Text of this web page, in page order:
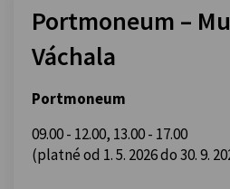
Portmoneum –
Váchala
Portmoneum
09.00 - 12.00, 13.00 - 17.00
(platné od 1. 5. 2026 do 30. 9.